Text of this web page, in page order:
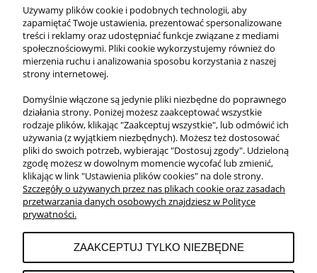
23,90 zł/szt.
DO KOSZYKA
O NAS
OBSŁUGA KLIENTA
POMOC
MOJE KONTO
Używamy plików cookie i podobnych technologii, aby
zapamiętać Twoje ustawienia, prezentować spersonalizowane
treści i reklamy oraz udostępniać funkcje związane z mediami
społecznościowymi. Pliki cookie wykorzystujemy również do
mierzenia ruchu i analizowania sposobu korzystania z naszej
strony internetowej.
Domyślnie włączone są jedynie pliki niezbędne do poprawnego
działania strony. Poniżej możesz zaakceptować wszystkie
rodzaje plików, klikając "Zaakceptuj wszystkie", lub odmówić ich
używania (z wyjątkiem niezbędnych). Możesz też dostosować
pliki do swoich potrzeb, wybierając "Dostosuj zgody". Udzieloną
zgodę możesz w dowolnym momencie wycofać lub zmienić,
klikając w link "Ustawienia plików cookies" na dole strony.
Szczegóły o używanych przez nas plikach cookie oraz zasadach
przetwarzania danych osobowych znajdziesz w Polityce
prywatności.
ZAAKCEPTUJ TYLKO NIEZBĘDNE